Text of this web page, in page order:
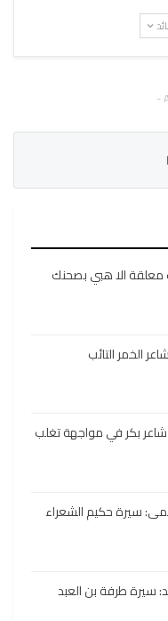
-
الا هبي بصحنك
الخمر التائب
بكر في مواجهة تغلب
سيرة حكيم الشعراء
سيرة طرفة بن العبد